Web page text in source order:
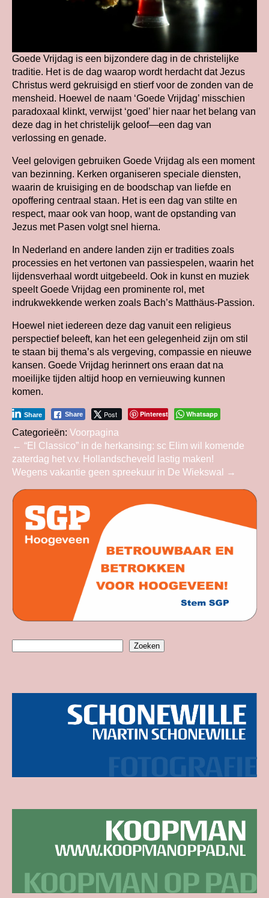
Goede Vrijdag is een bijzondere dag in de christelijke
traditie. Het is de dag waarop wordt herdacht dat Jezus
Christus werd gekruisigd en stierf voor de zonden van de
mensheid. Hoewel de naam ‘Goede Vrijdag’ misschien
paradoxaal klinkt, verwijst ‘goed’ hier naar het belang van
deze dag in het christelijk geloof—een dag van
verlossing en genade.
Veel gelovigen gebruiken Goede Vrijdag als een moment
van bezinning. Kerken organiseren speciale diensten,
waarin de kruisiging en de boodschap van liefde en
opoffering centraal staan. Het is een dag van stilte en
respect, maar ook van hoop, want de opstanding van
Jezus met Pasen volgt snel hierna.
In Nederland en andere landen zijn er tradities zoals
processies en het vertonen van passiespelen, waarin het
lijdensverhaal wordt uitgebeeld. Ook in kunst en muziek
speelt Goede Vrijdag een prominente rol, met
indrukwekkende werken zoals Bach’s Matthäus-Passion.
Hoewel niet iedereen deze dag vanuit een religieus
perspectief beleeft, kan het een gelegenheid zijn om stil
te staan bij thema’s als vergeving, compassie en nieuwe
kansen. Goede Vrijdag herinnert ons eraan dat na
moeilijke tijden altijd hoop en vernieuwing kunnen
komen.
Share Post
Share Pinterest Whatsapp
Categorieën: Voorpagina
Bericht
navigatie
← “El Classico” in de herkansing: sc Elim wil komende
zaterdag het v.v. Hollandscheveld lastig maken!
Wegens vakantie geen spreekuur in De Wiekswal
→
Zoeken